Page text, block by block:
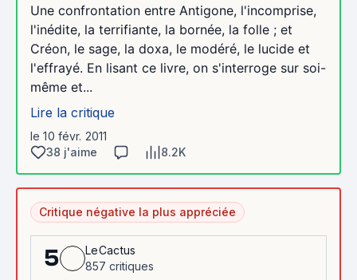
Une confrontation entre Antigone, l'incomprise,
l'inédite, la terrifiante, la bornée, la folle ; et
Créon, le sage, la doxa, le modéré, le lucide et
l'effrayé. En lisant ce livre, on s'interroge sur soi-
même et...
Lire la critique
le 10 févr. 2011
38 j'aime
8.2K
Critique négative la plus appréciée
5
LeCactus
857 critiques